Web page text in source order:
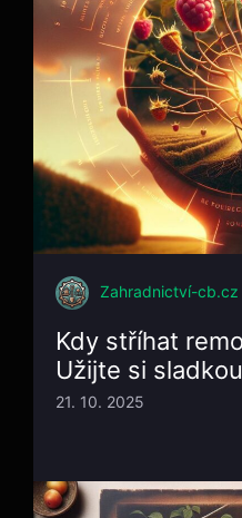
Zahradnictví-cb.cz
Kdy stříhat
Užijte si
21. 10. 2025